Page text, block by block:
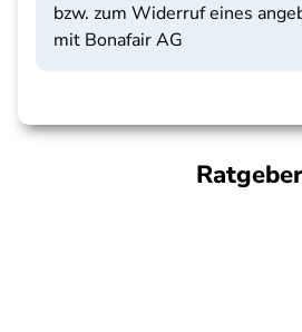
bzw. zum Widerruf eines
mit Bonafair AG
Ratgeber